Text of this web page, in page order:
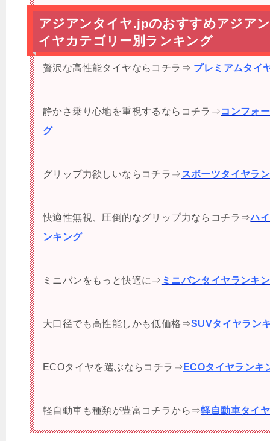
アジアンタイヤ.jpのおすすめアジア
イヤカテゴリー別ランキング
贅沢な高性能タイヤならコチラ⇒ プレミアムタイ
静かさ乗り心地を重視するならコチラ⇒コンフォ
グ
グリップ力欲しいならコチラ⇒ スポーツタイヤラ
快適性無視、圧倒的なグリップ力ならコチラ⇒ハ
ンキング
ミニバンをもっと快適に⇒ ミニバンタイヤランキ
大口径でも高性能しかも低価格⇒SUVタイヤラン
ECOタイヤを選ぶならコチラ⇒ ECOタイヤランキ
軽自動車も種類が豊富コチラから⇒軽自動車タイ